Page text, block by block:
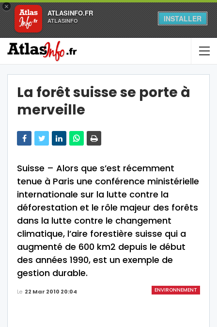
×
ATLASINFO.FR
ATLASINFO INSTALLER
La forêt suisse se porte à
merveille
Suisse – Alors que s’est récemment
tenue à Paris une conférence ministérielle
internationale sur la lutte contre la
déforestation et le rôle majeur des forêts
dans la lutte contre le changement
climatique, l’aire forestière suisse qui a
augmenté de 600 km2 depuis le début
des années 1990, est un exemple de
gestion durable.
ENVIRONNEMENT
Le 22 Mar 2010 20:04